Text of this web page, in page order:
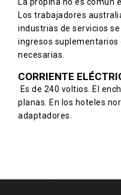
Los trabajadores
industrias de servicios
ingresos suplementarios
necesarias.
CORRIENTE
Es de 240 voltios. El
planas. En los hoteles
adaptadores.